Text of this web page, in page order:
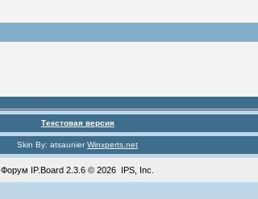
Текстовая версия
Skin By: atsaunierWinxperts.net
Форум IP.Board2.3.6 © 2026 IPS, Inc